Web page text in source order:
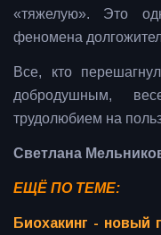
«тяжелую». Это
феномена
Все, кто
добродушным,
трудолюбием на
Светлана
ЕЩЁ ПО ТЕМЕ:
Биохакинг - новый